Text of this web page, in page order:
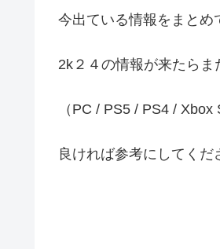
今出ている情報をまとめ
2k２４の情報が来たらま
（PC / PS5 / PS4 /
良ければ参考にしてくだ